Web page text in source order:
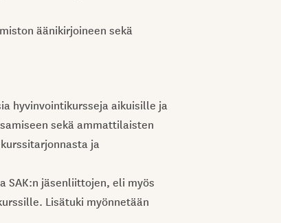
äänikirjoineen sekä
hyvinvointikursseja aikuisille ja
sekä ammattilaisten
ja
SAK:n jäsenliittojen, eli myös
Lisätuki myönnetään